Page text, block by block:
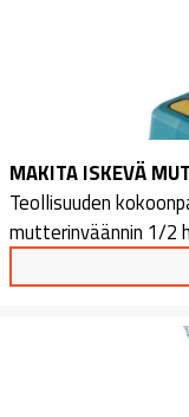
Teollisuuden
mutterinväännin 1/2